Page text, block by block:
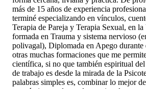
más de 15 años de experiencia
terminé especializando en vínculos,
Terapia de Pareja y Terapia Sexual, en
formada en Trauma y sistema nervioso
polivagal), Diplomada en Apego durante
otras muchas formaciones que me
científica, si no que también espiritual
de trabajo es desde la mirada de la
palabras simples es, combinar lo mejor